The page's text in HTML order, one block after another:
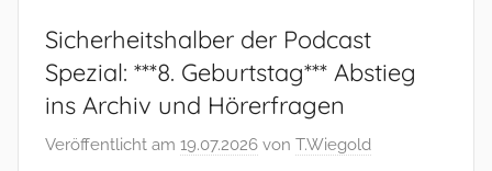
Sicherheitshalber der Podcast
Spezial: ***8. Geburtstag*** Abstieg
ins Archiv und Hörerfragen
Veröffentlicht am 19.07.2026 von T.Wiegold